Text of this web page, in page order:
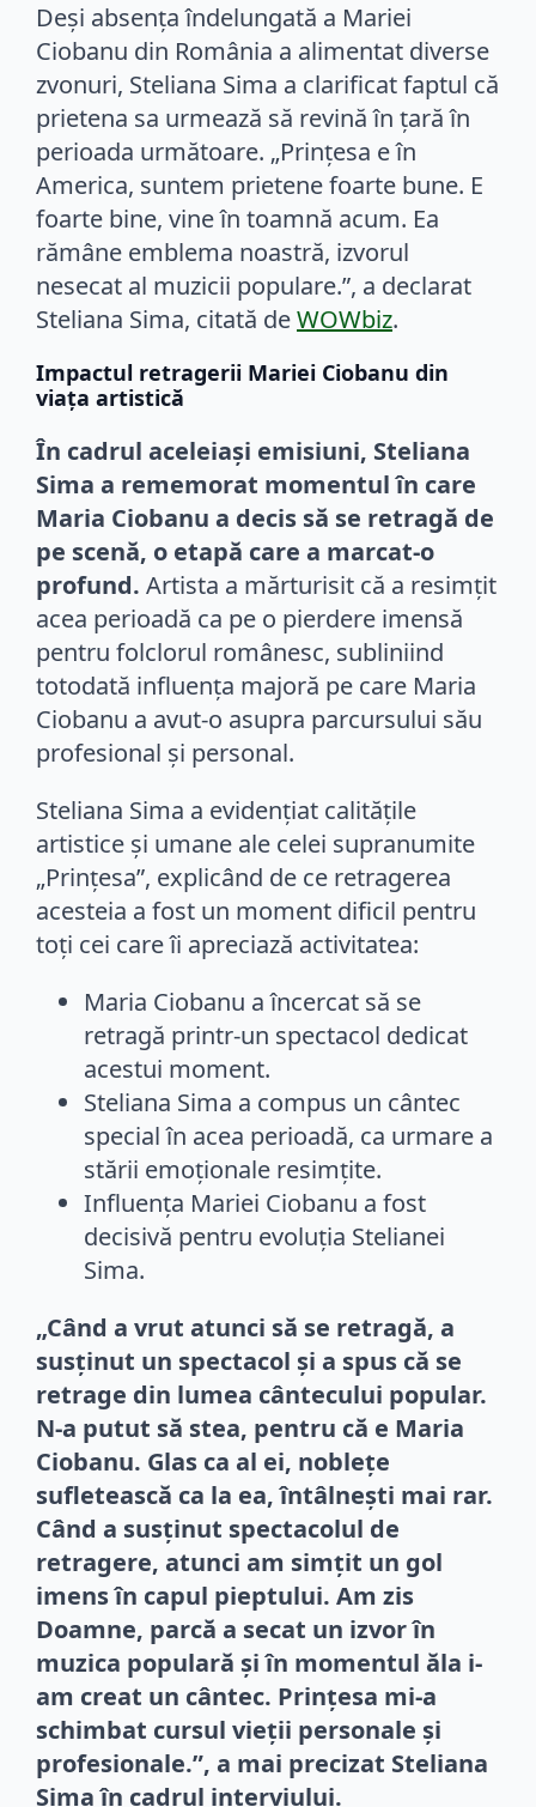
Deși absența îndelungată a Mariei
Ciobanu din România a alimentat diverse
zvonuri, Steliana Sima a clarificat faptul că
prietena sa urmează să revină în țară în
perioada următoare. „Prințesa e în
America, suntem prietene foarte bune. E
foarte bine, vine în toamnă acum. Ea
rămâne emblema noastră, izvorul
nesecat al muzicii populare.”, a declarat
Steliana Sima, citată deWOWbiz.
Impactul retragerii Mariei Ciobanu din
viața artistică
În cadrul aceleiași emisiuni, Steliana
Sima a rememorat momentul în care
Maria Ciobanu a decis să se retragă de
pe scenă, o etapă care a marcat-o
profund. Artista a mărturisit că a resimțit
acea perioadă ca pe o pierdere imensă
pentru folclorul românesc, subliniind
totodată influența majoră pe care Maria
Ciobanu a avut-o asupra parcursului său
profesional și personal.
Steliana Sima a evidențiat calitățile
artistice și umane ale celei supranumite
„Prințesa”, explicând de ce retragerea
acesteia a fost un moment dificil pentru
toți cei care îi apreciază activitatea:
Maria Ciobanu a încercat să se
retragă printr-un spectacol dedicat
acestui moment.
Steliana Sima a compus un cântec
special în acea perioadă, ca urmare a
stării emoționale resimțite.
Influența Mariei Ciobanu a fost
decisivă pentru evoluția Stelianei
Sima.
„Când a vrut atunci să se retragă, a
susținut un spectacol și a spus că se
retrage din lumea cântecului popular.
N-a putut să stea, pentru că e Maria
Ciobanu. Glas ca al ei, noblețe
sufletească ca la ea, întâlnești mai rar.
Când a susținut spectacolul de
retragere, atunci am simțit un gol
imens în capul pieptului. Am zis
Doamne, parcă a secat un izvor în
muzica populară și în momentul ăla i-
am creat un cântec. Prințesa mi-a
schimbat cursul vieții personale și
profesionale.”, a mai precizat Steliana
Sima în cadrul interviului.